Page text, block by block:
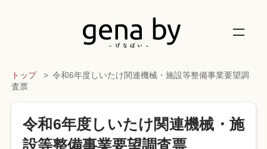
トップ
令和6年度しいたけ関連機械・施設等整備事業要望調
査票
令和6年度しいたけ関連機械・施
設等整備事業要望調査票